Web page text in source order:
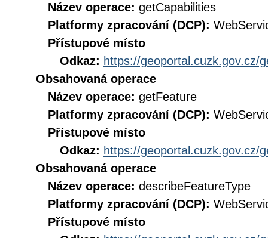
Název operace: getCapabilities
Platformy zpracování (DCP):
Přístupové místo
Odkaz: https://geoportal.cuzk.gov.cz/
Obsahovaná operace
Název operace: getFeature
Platformy zpracování (DCP):
Přístupové místo
Odkaz: https://geoportal.cuzk.gov.cz/
Obsahovaná operace
Název operace: describeFeatureType
Platformy zpracování (DCP):
Přístupové místo